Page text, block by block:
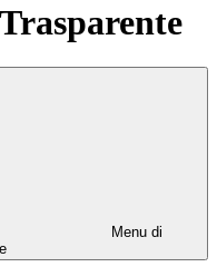
Menu di